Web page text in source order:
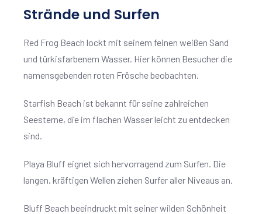
Strände und Surfen
Red Frog Beach lockt mit seinem feinen weißen Sand
und türkisfarbenem Wasser. Hier können Besucher die
namensgebenden roten Frösche beobachten.
Starfish Beach ist bekannt für seine zahlreichen
Seesterne, die im flachen Wasser leicht zu entdecken
sind.
Playa Bluff eignet sich hervorragend zum Surfen. Die
langen, kräftigen Wellen ziehen Surfer aller Niveaus an.
Bluff Beach beeindruckt mit seiner wilden Schönheit